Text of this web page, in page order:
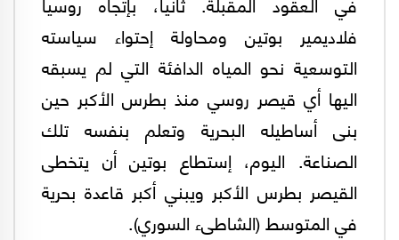
فلاديمير بوتين ومحاولة إحتواء سياسته
التوسعية نحو المياه الدافئة التي لم يسبقه
اليها أي قيصر روسي منذ بطرس الأكبر حين
بنى أساطيله البحرية وتعلم بنفسه تلك
الصناعة. اليوم، إستطاع بوتين أن يتخطى
القيصر بطرس الأكبر ويبني أكبر قاعدة بحرية
في المتوسط (الشاطىء السوري).